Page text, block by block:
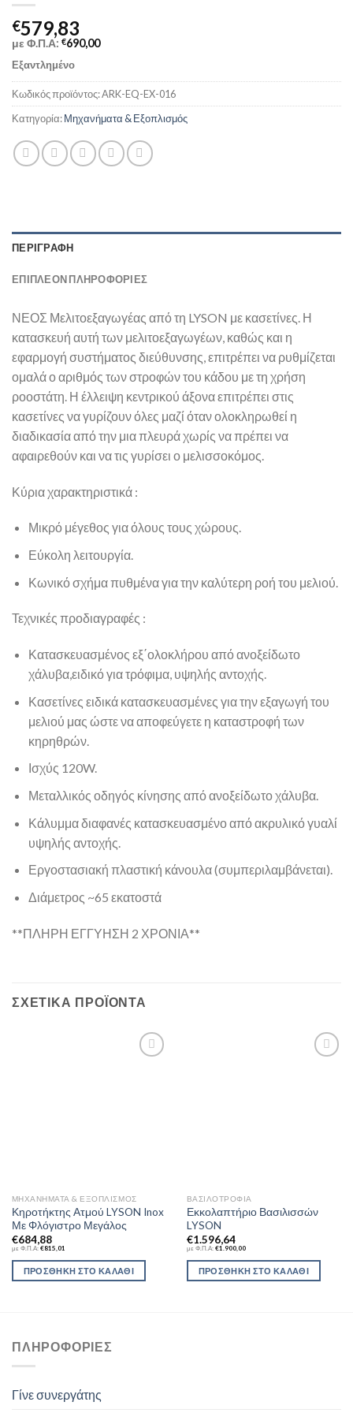
€579,83
με Φ.Π.Α: €690,00
Εξαντλημένο
Κωδικός προϊόντος:ARK-EQ-EX-016
Κατηγορία:Μηχανήματα & Εξοπλισμός
ΠΕΡΙΓΡΑΦΉ
ΕΠΙΠΛΈΟΝ ΠΛΗΡΟΦΟΡΊΕΣ
ΝΕΟΣ Μελιτοεξαγωγέας από τη LYSON με κασετίνες. Η
κατασκευή αυτή των μελιτοεξαγωγέων, καθώς και η
εφαρμογή συστήματος διεύθυνσης, επιτρέπει να ρυθμίζεται
ομαλά ο αριθμός των στροφών του κάδου με τη χρήση
ροοστάτη. Η έλλειψη κεντρικού άξονα επιτρέπει στις
κασετίνες να γυρίζουν όλες μαζί όταν ολοκληρωθεί η
διαδικασία από την μια πλευρά χωρίς να πρέπει να
αφαιρεθούν και να τις γυρίσει ο μελισσοκόμος.
Κύρια χαρακτηριστικά :
Μικρό μέγεθος για όλους τους χώρους.
Εύκολη λειτουργία.
Κωνικό σχήμα πυθμένα για την καλύτερη ροή του μελιού.
Τεχνικές προδιαγραφές :
Κατασκευασμένος εξ΄ολοκλήρου από ανοξείδωτο
χάλυβα,ειδικό για τρόφιμα, υψηλής αντοχής.
Κασετίνες ειδικά κατασκευασμένες για την εξαγωγή του
μελιού μας ώστε να αποφεύγετε η καταστροφή των
κηρηθρών.
Ισχύς 120W.
Μεταλλικός οδηγός κίνησης από ανοξείδωτο χάλυβα.
Κάλυμμα διαφανές κατασκευασμένο από ακρυλικό γυαλί
υψηλής αντοχής.
Εργοστασιακή πλαστική κάνουλα (συμπεριλαμβάνεται).
Διάμετρος ~65 εκατοστά
**ΠΛΗΡΗ ΕΓΓΥΗΣΗ 2 ΧΡΟΝΙΑ**
ΣΧΕΤΙΚΆ ΠΡΟΪΌΝΤΑ
ΜΗΧΑΝΉΜΑΤΑ & ΕΞΟΠΛΙΣΜΌΣ
Κηροτήκτης Ατμού LYSON Inox
Με Φλόγιστρο Μεγάλος
€684,88
με Φ.Π.Α: €815,01
ΠΡΟΣΘΉΚΗ ΣΤΟ ΚΑΛΆΘΙ
ΒΑΣΙΛΟΤΡΟΦΊΑ
Εκκολαπτήριο Βασιλισσών
LYSON
€1.596,64
με Φ.Π.Α: €1.900,00
ΠΡΟΣΘΉΚΗ ΣΤΟ ΚΑΛΆΘΙ
ΠΛΗΡΟΦΟΡΊΕΣ
Γίνε συνεργάτης